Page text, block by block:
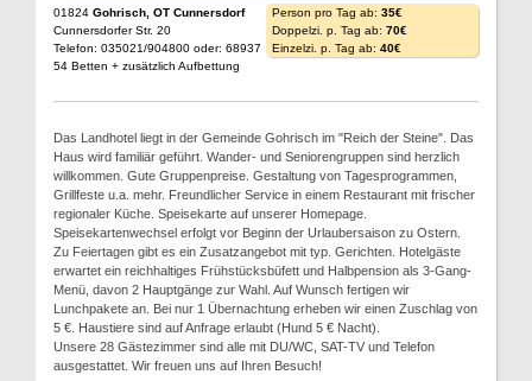
01824 Gohrisch, OT Cunnersdorf
Cunnersdorfer Str. 20
Telefon: 035021/904800 oder: 68937
54 Betten + zusätzlich Aufbettung
Person pro Tag ab: 35€
Doppelzi. p. Tag ab: 70€
Einzelzi. p. Tag ab: 40€
Das Landhotel liegt in der Gemeinde Gohrisch im "Reich der Steine". Das
Haus wird familiär geführt. Wander- und Seniorengruppen sind herzlich
willkommen. Gute Gruppenpreise. Gestaltung von Tagesprogrammen,
Grillfeste u.a. mehr. Freundlicher Service in einem Restaurant mit frischer
regionaler Küche. Speisekarte auf unserer Homepage.
Speisekartenwechsel erfolgt vor Beginn der Urlaubersaison zu Ostern.
Zu Feiertagen gibt es ein Zusatzangebot mit typ. Gerichten. Hotelgäste
erwartet ein reichhaltiges Frühstücksbüfett und Halbpension als 3-Gang-
Menü, davon 2 Hauptgänge zur Wahl. Auf Wunsch fertigen wir
Lunchpakete an. Bei nur 1 Übernachtung erheben wir einen Zuschlag von
5 €. Haustiere sind auf Anfrage erlaubt (Hund 5 € Nacht).
Unsere 28 Gästezimmer sind alle mit DU/WC, SAT-TV und Telefon
ausgestattet. Wir freuen uns auf Ihren Besuch!